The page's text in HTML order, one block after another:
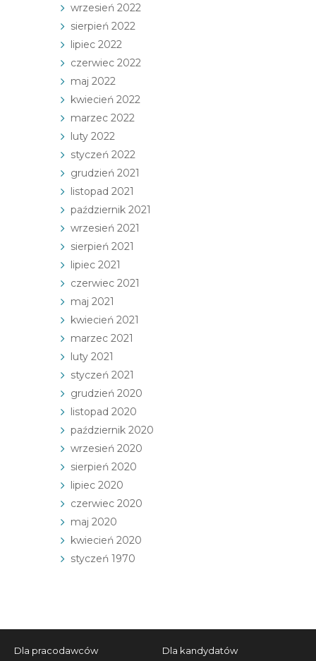
wrzesień 2022
sierpień 2022
lipiec 2022
czerwiec 2022
maj 2022
kwiecień 2022
marzec 2022
luty 2022
styczeń 2022
grudzień 2021
listopad 2021
październik 2021
wrzesień 2021
sierpień 2021
lipiec 2021
czerwiec 2021
maj 2021
kwiecień 2021
marzec 2021
luty 2021
styczeń 2021
grudzień 2020
listopad 2020
październik 2020
wrzesień 2020
sierpień 2020
lipiec 2020
czerwiec 2020
maj 2020
kwiecień 2020
styczeń 1970
Dla pracodawców Dla kandydatów